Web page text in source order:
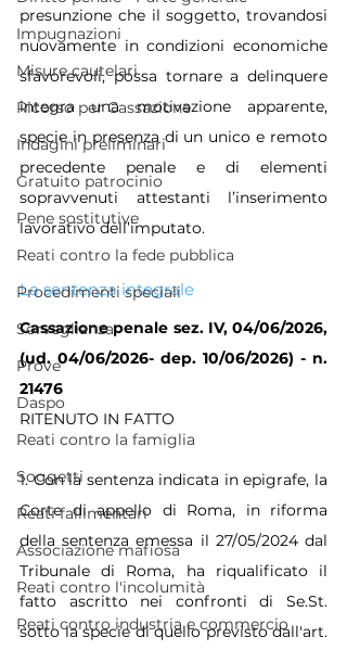
Impugnazioni
Misure cautelari
Ricorso per Cassazione
Indagini preliminari
Gratuito patrocinio
Pene sostitutive
Reati contro la fede pubblica
Procedimenti speciali
Sorveglianza
Prove
Daspo
Reati contro la famiglia
Soggetti
Reati fallimentari
Associazione mafiosa
Reati contro l'incolumità
Reati contro industria e commercio
presunzione che il soggetto, trovandosi
nuovamente in condizioni economiche
sfavorevoli, possa tornare a delinquere
integra una motivazione apparente,
specie in presenza di un unico e remoto
precedente penale e di elementi
sopravvenuti attestanti l’inserimento
lavorativo dell’imputato.
La sentenza integrale
Cassazione penale sez. IV, 04/06/2026,
(ud. 04/06/2026- dep. 10/06/2026) - n.
21476
RITENUTO IN FATTO
1. Con la sentenza indicata in epigrafe, la
Corte di appello di Roma, in riforma
della sentenza emessa il 27/05/2024 dal
Tribunale di Roma, ha riqualificato il
fatto ascritto nei confronti di Se.St.
sotto la specie di quello previsto dall'art.